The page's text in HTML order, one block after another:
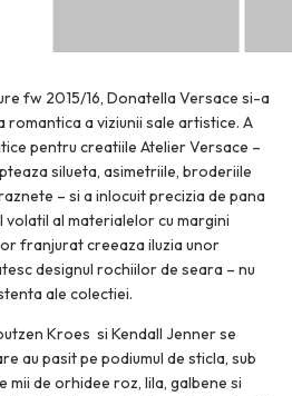
fw 2015/16, Donatella Versace si-a
a viziunii sale artistice. A
pentru creatiile Atelier Versace –
silueta, asimetriile, broderiile
– si a inlocuit precizia de pana
al materialelor cu margini
franjurat creeaza iluzia unor
designul rochiilor de seara – nu
ale colectiei.
Kroes si Kendall Jenner se
au pasit pe podiumul de sticla, sub
mii de orhidee roz, lila, galbene si